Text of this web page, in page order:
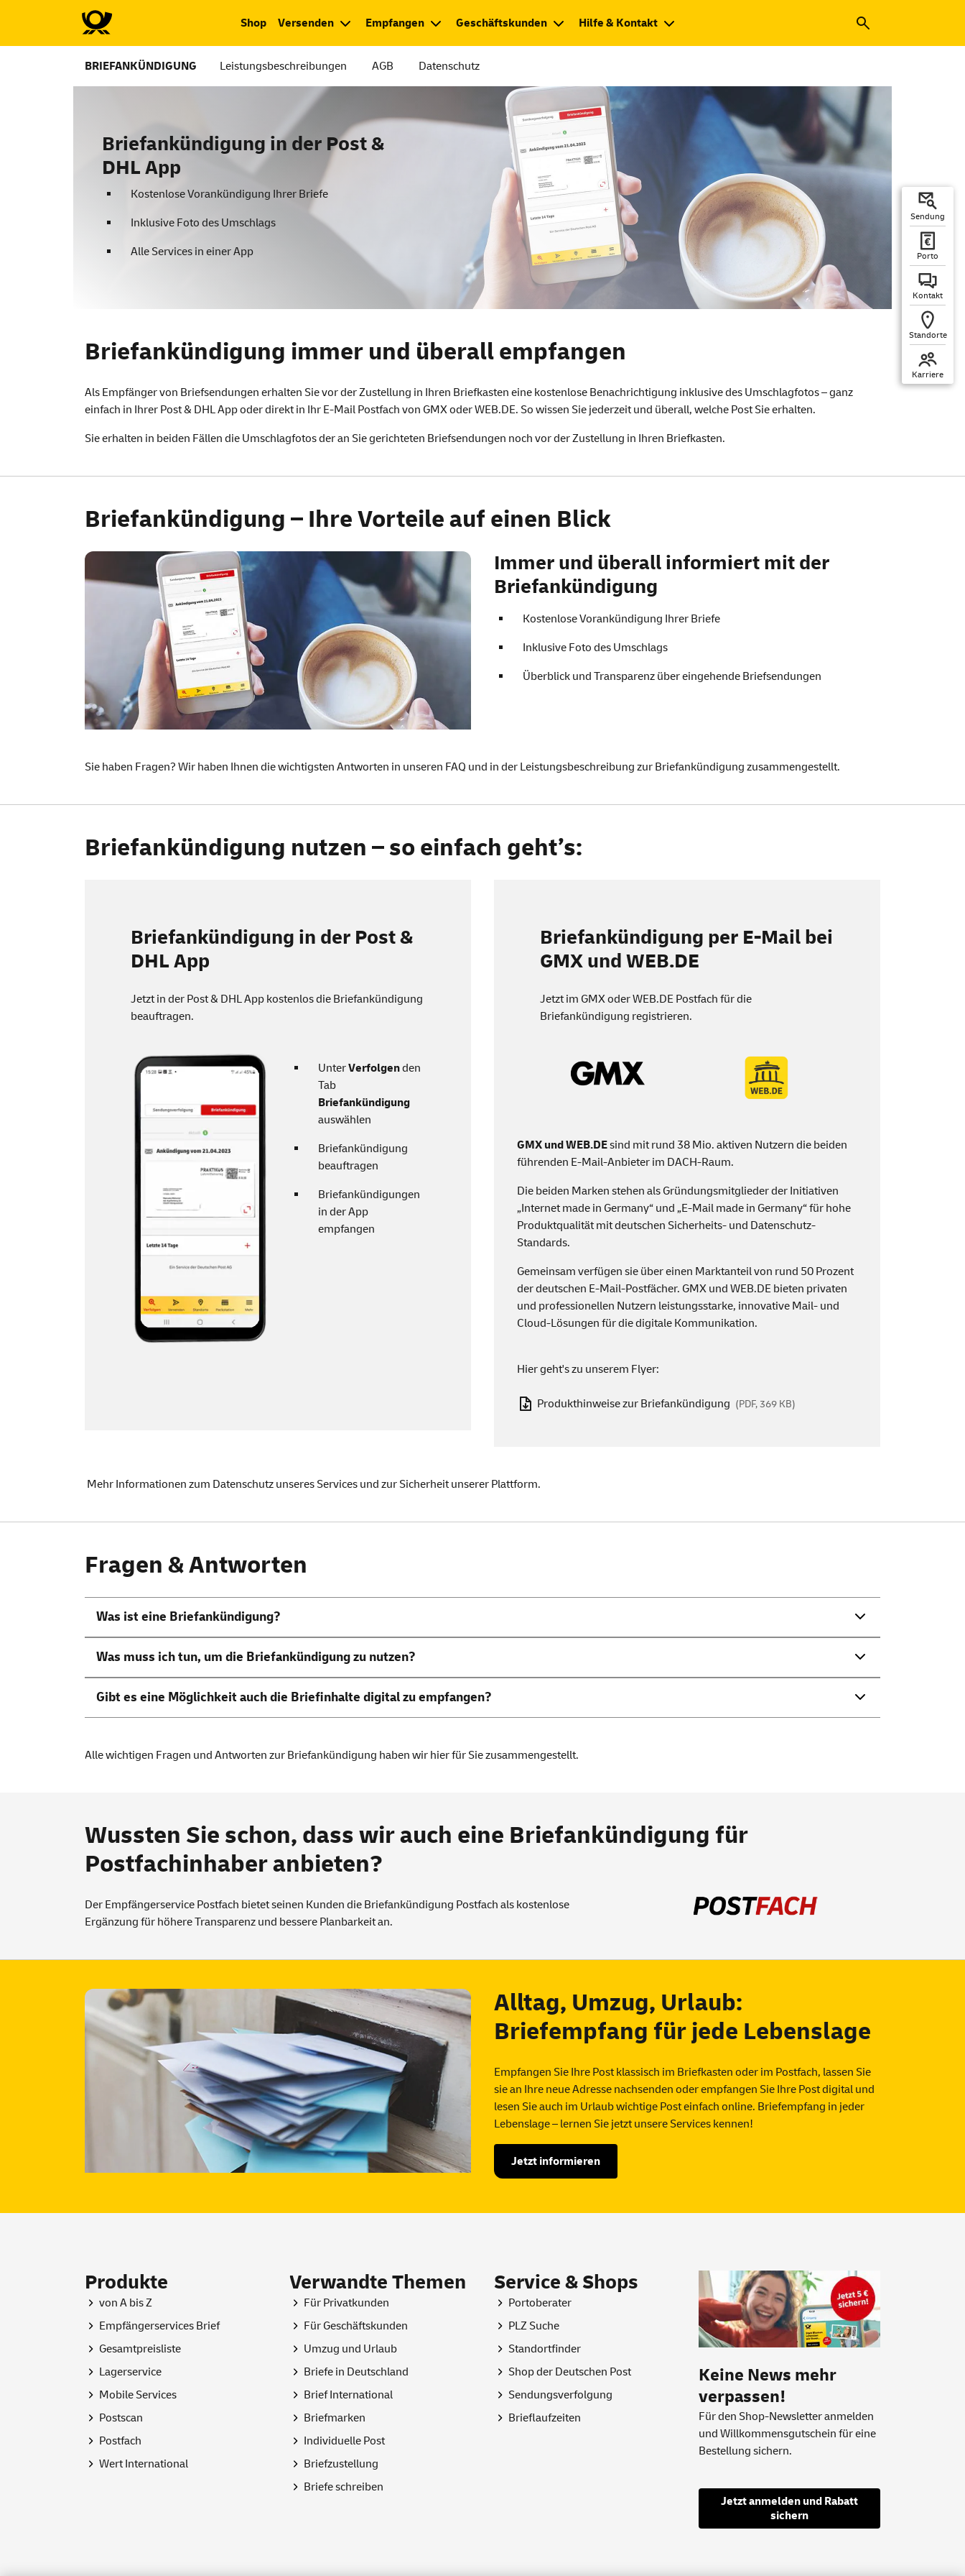
Shop Versenden Empfangen Geschäftskunden Hilfe & Kontakt
BRIEFANKÜNDIGUNG Leistungsbeschreibungen AGB Datenschutz
Sendung
Porto
Kontakt
Standorte
Karriere
Briefankündigung in der Post &
DHL App
Kostenlose Vorankündigung Ihrer Briefe
Inklusive Foto des Umschlags
Alle Services in einer App
Briefankündigung – wissen, welche Briefe kommen
Briefankündigung immer und überall empfangen
Als Empfänger von Briefsendungen erhalten Sie vor der Zustellung in Ihren Briefkasten eine kostenlose Benachrichtigung inklusive des Umschlagfotos – ganz
einfach in Ihrer Post & DHLAppoder direkt in Ihr E-Mail Postfach von GMXoderWEB.DE. So wissen Sie jederzeit und überall, welche Post Sie erhalten.
Sie erhalten in beiden Fällen die Umschlagfotos der an Sie gerichteten Briefsendungen noch vor der Zustellung in Ihren Briefkasten.
Briefankündigung – Ihre Vorteile auf einen Blick
Immer und überall informiert mit der
Briefankündigung
Kostenlose Vorankündigung Ihrer Briefe
Inklusive Foto des Umschlags
Überblick und Transparenz über eingehende Briefsendungen
Sie haben Fragen? Wir haben Ihnen die wichtigsten Antworten in unseren FAQ und in der Leistungsbeschreibung zur Briefankündigung zusammengestellt.
Briefankündigung nutzen – so einfach geht’s:
Briefankündigung in der Post &
DHL App
Jetzt in der Post & DHLApp kostenlos die Briefankündigung
beauftragen.
UnterVerfolgenden
Tab
Briefankündigung
auswählen
Briefankündigung
beauftragen
Briefankündigungen
in derApp
empfangen
Briefankündigung per E-Mail bei
GMX und WEB.DE
Jetzt im GMX oderWEB.DE Postfach für die
Briefankündigung registrieren.
GMX undWEB.DEsind mit rund 38 Mio. aktiven Nutzern die beiden
führenden E-Mail-Anbieter im DACH-Raum.
Die beiden Marken stehen als Gründungsmitglieder der Initiativen
„Internet made in Germany“ und „E-Mail made in Germany“ für hohe
Produktqualität mit deutschen Sicherheits- und Datenschutz-
Standards.
Gemeinsam verfügen sie über einen Marktanteil von rund 50 Prozent
der deutschen E-Mail-Postfächer. GMX und WEB.DE bieten privaten
und professionellen Nutzern leistungsstarke, innovative Mail- und
Cloud-Lösungen für die digitale Kommunikation.
Hier geht's zu unserem Flyer:
Produkthinweise zur Briefankündigung (PDF, 369 KB)
Mehr Informationen zum Datenschutz unseresServices und zur Sicherheit unserer Plattform.
Fragen & Antworten
Was ist eine Briefankündigung?
Was muss ich tun, um die Briefankündigung zu nutzen?
Gibt es eine Möglichkeit auch die Briefinhalte digital zu empfangen?
Alle wichtigen Fragen und Antworten zur Briefankündigung haben wir hierfür Sie zusammengestellt.
Wussten Sie schon, dass wir auch eine Briefankündigung für
Postfachinhaber anbieten?
Der Empfängerservice Postfach bietet seinen Kunden die Briefankündigung Postfach als kostenlose
Ergänzung für höhere Transparenz und bessere Planbarkeit an.
Alltag, Umzug, Urlaub:
Briefempfang für jede Lebenslage
Empfangen Sie Ihre Post klassisch im Briefkasten oder im Postfach, lassen Sie
sie an Ihre neue Adresse nachsenden oder empfangen Sie Ihre Post digital und
lesen Sie auch im Urlaub wichtige Post einfach online. Briefempfang in jeder
Lebenslage – lernen Sie jetzt unsereServices kennen!
Jetzt informieren
Produkte
von A bis Z
Empfängerservices Brief
Gesamtpreisliste
Lagerservice
MobileServices
Postscan
Postfach
Wert International
Verwandte Themen
Für Privatkunden
Für Geschäftskunden
Umzug und Urlaub
Briefe in Deutschland
Brief International
Briefmarken
Individuelle Post
Briefzustellung
Briefe schreiben
Service & Shops
Portoberater
PLZ Suche
Standortfinder
Shopder Deutschen Post
Sendungsverfolgung
Brieflaufzeiten
Keine News mehr
verpassen!
Für den Shop-Newsletter anmelden
und Willkommensgutschein für eine
Bestellung sichern.
Jetzt anmelden und Rabatt
sichern